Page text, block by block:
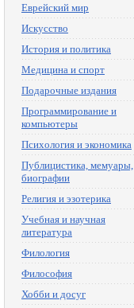
Еврейский мир
Искусство
История и политика
Медицина и спорт
Подарочные издания
Программирование и
компьютеры
Психология и экономика
Публицистика, мемуары,
биографии
Религия и эзотерика
Учебная и научная
литература
Филология
Философия
Хобби и досуг